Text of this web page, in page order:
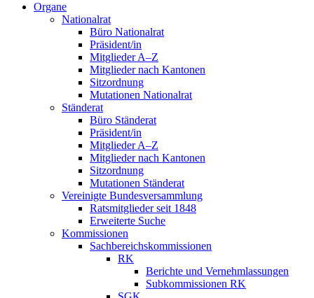
Organe
Nationalrat
Büro Nationalrat
Präsident/in
Mitglieder A–Z
Mitglieder nach Kantonen
Sitzordnung
Mutationen Nationalrat
Ständerat
Büro Ständerat
Präsident/in
Mitglieder A–Z
Mitglieder nach Kantonen
Sitzordnung
Mutationen Ständerat
Vereinigte Bundesversammlung
Ratsmitglieder seit 1848
Erweiterte Suche
Kommissionen
Sachbereichskommissionen
RK
Berichte und Vernehmlassungen
Subkommissionen RK